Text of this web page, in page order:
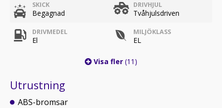
SKICK
Begagnad
DRIVHJUL
Tvåhjulsdriven
DRIVMEDEL
El
MILJÖKLASS
EL
Visa fler (11)
Utrustning
ABS-bromsar